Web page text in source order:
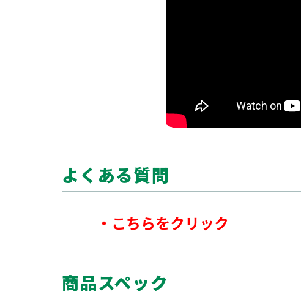
よくある質問
・ こちらをクリック
商品スペック